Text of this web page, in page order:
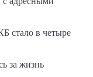
стало в четыре
за жизнь